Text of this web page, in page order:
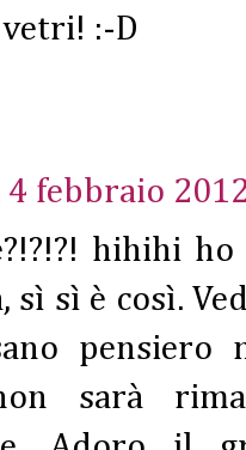
:-D
4 febbraio
hihihi
sì sì è così.
pensiero
sarà